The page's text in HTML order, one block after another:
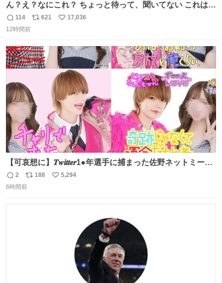
ん？え？なにこれ？ ちょっと待って、聞いてない これは販
売されているのもですか？
返
信
114
リ
ト
数
621
い
数
17,036
12時間前
【可哀想に】𝑻𝒘𝒊𝒕𝒕𝒆𝒓1●年選手に捕まった佐野ネットミーム
勇斗さんのコラボプリ
返
信
2
リ
ポ
188
い
5,294
6時間前